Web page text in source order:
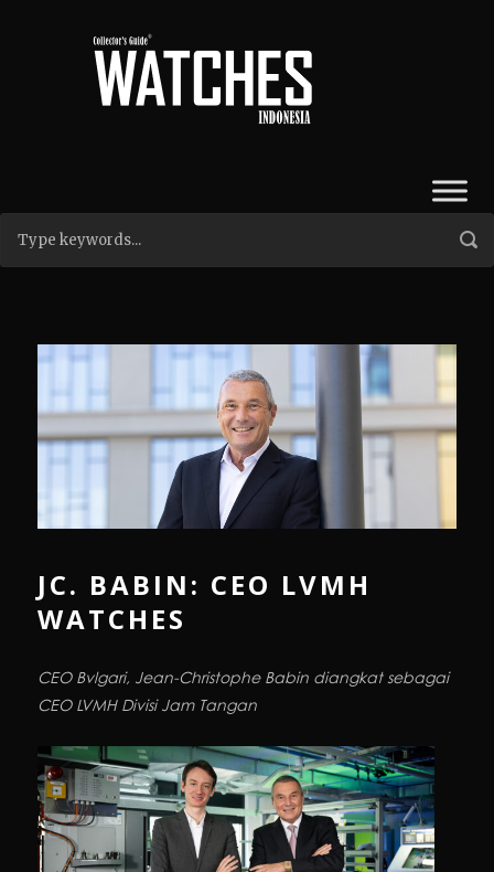
JC. BABIN: CEO LVMH
WATCHES
CEO Bvlgari, Jean-Christophe Babin diangkat sebagai
CEO LVMH Divisi Jam Tangan